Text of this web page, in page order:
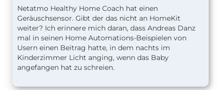
Netatmo Healthy Home Coach hat einen
Geräuschsensor. Gibt der das nicht an HomeKit
weiter? Ich erinnere mich daran, dass Andreas Danz
mal in seinen Home Automations-Beispielen von
Usern einen Beitrag hatte, in dem nachts im
Kinderzimmer Licht anging, wenn das Baby
angefangen hat zu schreien.